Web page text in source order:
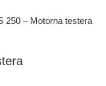
250 – Motorna testera